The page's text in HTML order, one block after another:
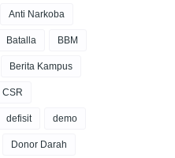
Anti Narkoba
Batalla BBM
Berita Kampus
CSR
defisit demo
Donor Darah